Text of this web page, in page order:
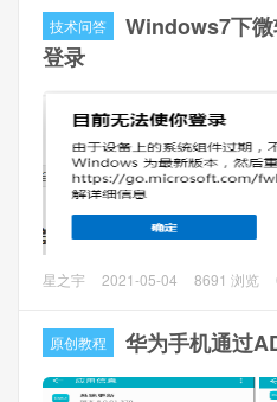
1、输入 sendcmd 1 DB all //输
概有200多个表。具体设置在
读取指定表详细信息，输入
sendcmd 1 DB p UserInfo，查
码也在这里查看
查看当前系统运行的服务状态
个就不详细说明了。
查看F460 CPU信息（只能
修改某个表的某个字段的值：
比如你要修改上面的那个超级密
UserInfo 0 Password 123456
码：sendcmd 1 DB set
ASDM-IDM Launcher，直接报
上运行 若要找到适用于你的电
解决方法：
1、Cisco ASDM-IDM
方式中的目标修改为
invisible.vbs run.bat
技术问答
Windows7下
登录
问题描述：
器，我使用Win7 64位安装后无
提示“由于设备上的系统组件过
Windows 为最新版本，然后重
星之宇 2021-05-04 8691 浏览
原创教程 华为手机通过